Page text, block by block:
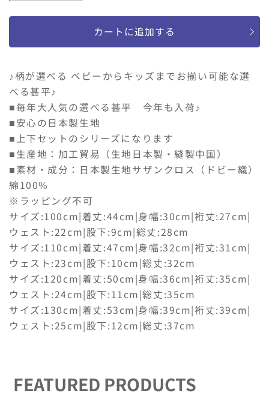
平
麻
柄
80-
160size
の
数
量
を
減
ら
す
平
麻
80-
160size
の
数
を
や
す
カートに追加する
♪柄が選べる ベビーからキッズまでお揃い可能な選
べる甚平♪
■毎年大人気の選べる甚平 今年も入荷♪
■安心の日本製生地
■上下セットのシリーズになります
■生産地：加工貿易（生地日本製・縫製中国）
■素材・成分：日本製生地サザンクロス（ドビー織）
綿100%
※ラッピング不可
サイズ:100cm|着丈:44cm|身幅:30cm|裄丈:27cm|
ウェスト:22cm|股下:9cm|総丈:28cm
サイズ:110cm|着丈:47cm|身幅:32cm|裄丈:31cm|
ウェスト:23cm|股下:10cm|総丈:32cm
サイズ:120cm|着丈:50cm|身幅:36cm|裄丈:35cm|
ウェスト:24cm|股下:11cm|総丈:35cm
サイズ:130cm|着丈:53cm|身幅:39cm|裄丈:39cm|
ウェスト:25cm|股下:12cm|総丈:37cm
FEATURED PRODUCTS